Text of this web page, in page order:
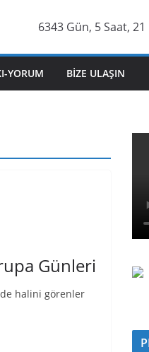
6343 Gün, 5 Saat,
YORUM BIZE ULAŞIN
Günleri
halini görenler